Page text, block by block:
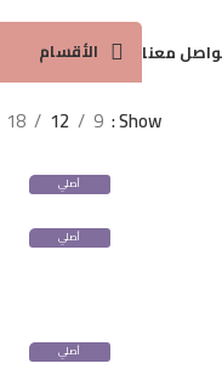
معنا الأقسام
Show
9
12
18
أصلي
أصلي
أصلي